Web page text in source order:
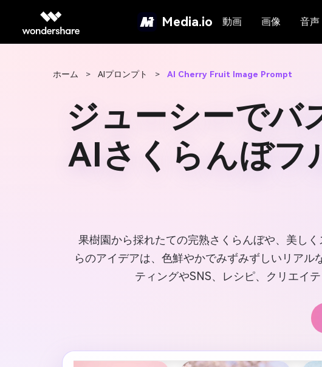
Media.io 動画 画像 音声
ホーム > AIプロンプト > AI Cherry Fruit Image Prompt
ジューシーでバ
AIさくらんぼフ
果樹園から採れたての完熟さくらんぼや、美し
らのアイデアは、色鮮やかでみずみずしいリア
ティングやSNS、レシピ、クリエイ